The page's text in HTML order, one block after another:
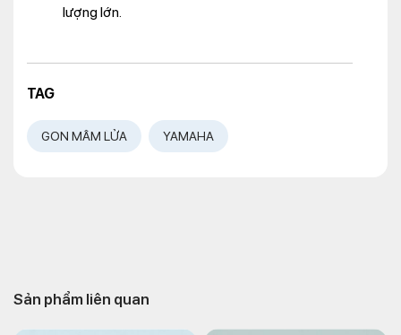
lượng lớn.
TAG
GON MÂM LỬA YAMAHA
Sản phẩm liên quan